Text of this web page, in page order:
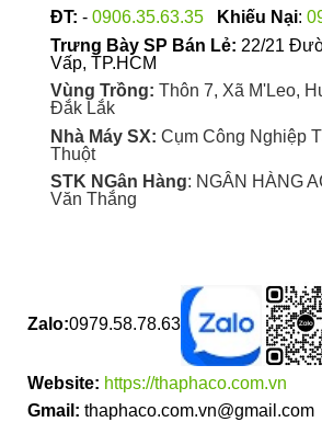
sản
ĐT: - 0906.35.63.35 Khiếu Nại:
Trưng Bày SP Bán Lẻ: 22/21
Vấp, TP.HCM
Vùng Trồng: Thôn 7, Xã M'Leo,
Đắk Lắk
Nhà Máy SX: Cụm Công Nghiệp
Thuột
STK NGân Hàng: NGÂN HÀNG
Văn Thắng
Zalo:0979.58.78.63
Website: https://thaphaco.com.vn
Gmail: thaphaco.com.vn@gmail.com